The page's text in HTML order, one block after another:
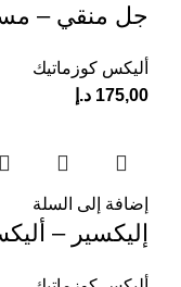
جل منقي –
أليكس كوزماتيك
175,00 د.إ
إضافة إلى السلة
إليكسير –